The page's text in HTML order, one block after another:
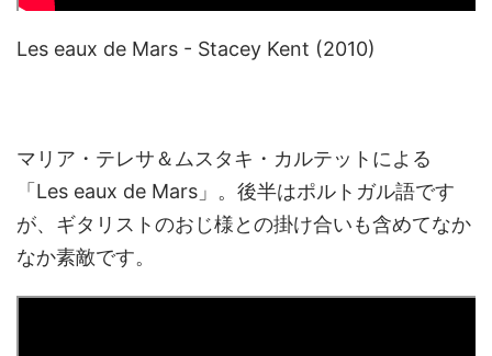
Les eaux de Mars - Stacey Kent (2010)
マリア・テレサ＆ムスタキ・カルテットによる
「Les eaux de Mars」。後半はポルトガル語です
が、ギタリストのおじ様との掛け合いも含めてなか
なか素敵です。